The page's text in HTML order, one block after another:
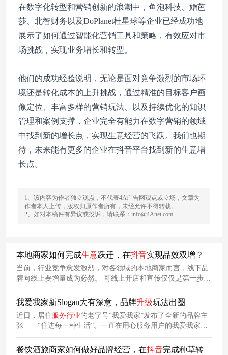
在数字化转型和营销创新的浪潮中，鱼泡科技、婚芭
莎、北智财务以及DoPlanet杜星球等企业已经成功地
展示了如何通过智能化营销工具和策略，有效应对市
场挑战，实现业务增长和转型。
他们的成功经验说明，无论是面对竞争激烈的市场环
境还是转化成本的上升挑战，通过精准的目标客户画
像定位、丰富多样的营销玩法、以及持续优化的知识
管理和案例支撑，企业完全有能力在数字营销的领域
中找到新的增长点，实现生意经营的飞跃。我们也期
待，未来能有更多的企业在抖音平台找到新的生意增
长点。
1、该内容为作者独立观点，不代表4A广告网观点或立场，文章为
作者本人上传，版权归原作者所有，未经允许不得转载。
2、如对本稿件有异议或投诉，请联系：info@4Anet.com
本地商家如何完成生意跃迁，在抖音实现品效双增？
当前，行业竞争愈发激烈，对各领域的本地商家而言，线下品
牌向线上要增量成为必然。 可线上开店和宣传仅仅是第一步，
如何更好地了解目标顾客的需求？如何提高线上获取客户的成
功率和回头率？如何实现生意模式的迁移？这些才是困扰本地
商家的真正问题。 本期，我们精选「2023年度百金计划」综合
服务赛道的行业标杆案例，用啄木鸟家庭维修、金夫人、考拉
音乐、奈尔宝等本地商家的成功经验，为行业提供更多精细化
运
我爱我家新Slogan大有深意，品牌升级玩法出圈
近日，居住服务行业的老字号“我爱我家”发布了全新的品牌主
张——“住进每一种生活”。一直在用心服务用户的我爱我家此
次大规模发声，是23年来专业沉淀的硕果呈现，也是基于用户
深度洞察和业务发展需要之下的形象革新。
餐饮酒旅商家如何做好品牌经营，在抖音完成种草转